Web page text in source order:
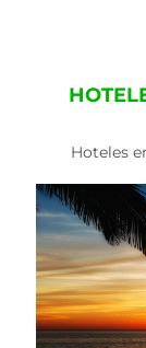
Hoteles